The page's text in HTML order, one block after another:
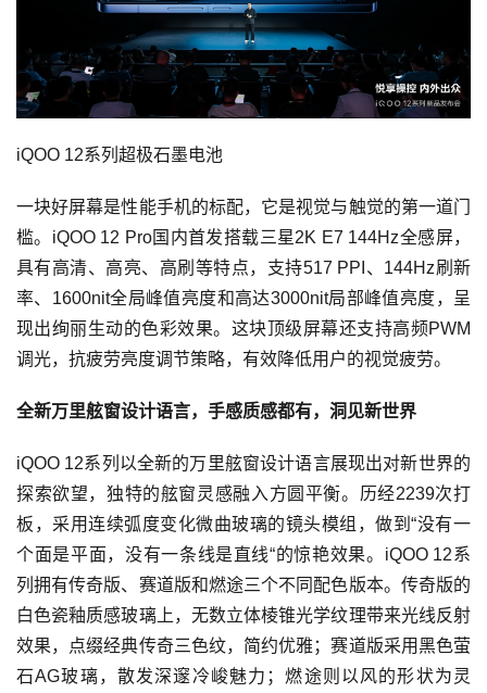
iQOO 12系列超极石墨电池
一块好屏幕是性能手机的标配，它是视觉与触觉的第一道门
槛。iQOO 12 Pro国内首发搭载三星2K E7 144Hz全感屏，
具有高清、高亮、高刷等特点，支持517 PPI、144Hz刷新
率、1600nit全局峰值亮度和高达3000nit局部峰值亮度，呈
现出绚丽生动的色彩效果。这块顶级屏幕还支持高频PWM
调光，抗疲劳亮度调节策略，有效降低用户的视觉疲劳。
全新万里舷窗设计语言，手感质感都有，洞见新世界
iQOO 12系列以全新的万里舷窗设计语言展现出对新世界的
探索欲望，独特的舷窗灵感融入方圆平衡。历经2239次打
板，采用连续弧度变化微曲玻璃的镜头模组，做到“没有一
个面是平面，没有一条线是直线“的惊艳效果。iQOO 12系
列拥有传奇版、赛道版和燃途三个不同配色版本。传奇版的
白色瓷釉质感玻璃上，无数立体棱锥光学纹理带来光线反射
效果，点缀经典传奇三色纹，简约优雅；赛道版采用黑色萤
石AG玻璃，散发深邃冷峻魅力；燃途则以风的形状为灵